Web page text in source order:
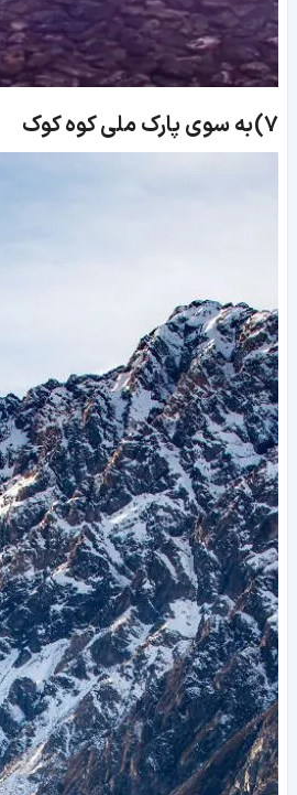
7) به سوی پارک ملی کوه کوک